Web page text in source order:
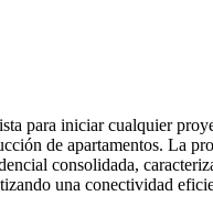
para iniciar cualquier
de apartamentos. La
consolidada,
una conectividad